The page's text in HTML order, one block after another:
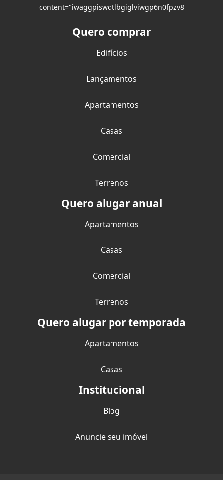
content="iwaggpiswqtlbgiglviwgp6n0fpzv8
Quero comprar
Edifícios
Lançamentos
Apartamentos
Casas
Comercial
Terrenos
Quero alugar anual
Apartamentos
Casas
Comercial
Terrenos
Quero alugar por temporada
Apartamentos
Casas
Institucional
Blog
Anuncie seu imóvel